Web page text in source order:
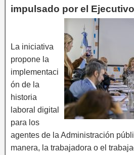
impulsado por el
La iniciativa
propone la
implementaci
ón de la
historia
laboral digital
para los
agentes de la Administración
manera, la trabajadora o el